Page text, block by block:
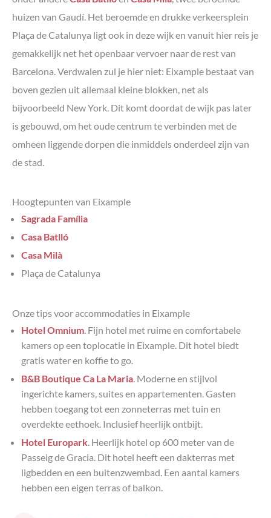
huizen van Gaudí. Het beroemde en drukke verkeersplein
Plaça de Catalunya ligt ook in deze wijk en vanuit hier reis je
gemakkelijk net het openbaar vervoer naar de rest van
Barcelona. Verdwalen zul je hier niet: Eixample bestaat van
boven gezien uit allemaal kleine blokken, net als
bijvoorbeeld New York. Dit komt doordat de wijk pas later
is gebouwd, om het oude centrum te verbinden met de
omheen liggende dorpen die inmiddels onderdeel zijn van
de stad.
Hoogtepunten van Eixample
Sagrada Família
Casa Batlló
Casa Milà
Plaça de Catalunya
Onze tips voor accommodaties in Eixample
Hotel Omnium. Fijn hotel met ruime en comfortabele
kamers op een toplocatie in Eixample. Dit hotel biedt
gratis water en koffie to go.
B&B Boutique Ca La Maria. Moderne en stijlvol
ingerichte kamers, suites en appartementen. Gasten
hebben toegang tot een zonneterras met tuin en
overdekte eethoek. Inclusief heerlijk ontbijt.
Hotel Europark. Heerlijk hotel op 600 meter van de
Passeig de Gracia. Dit hotel heeft een dakterras met
ligbedden en een buitenzwembad. Een aantal kamers
hebben een eigen terras of balkon.